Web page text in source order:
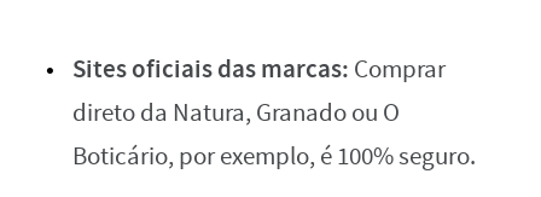
Sites oficiais das marcas: Comprar
direto da Natura, Granado ou O
Boticário, por exemplo, é 100% seguro.